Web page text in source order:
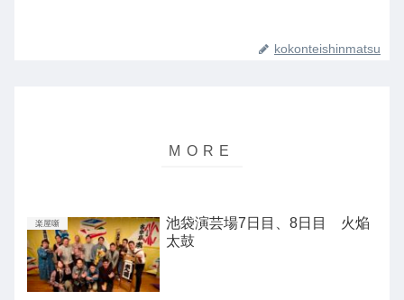
kokonteishinmatsu
楽屋噺
池袋演芸場7日目、8日目 火焔
太鼓